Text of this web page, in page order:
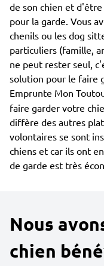
de son chien et
pour la garde. Vous
chenils ou les dog
particuliers (famille,
ne peut rester seul,
solution pour le faire
Emprunte Mon
faire garder votre
diffère des autres
volontaires se sont
chiens et car ils ont
de garde est très
Nous
chien